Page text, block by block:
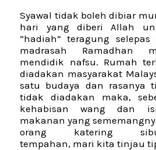
Syawal tidak boleh dibiar
hari yang diberi Allah
“hadiah” teragung
madrasah Ramadhan
mendidik nafsu. Rumah
diadakan masyarakat
satu budaya dan rasanya
tidak diadakan maka,
kehabisan wang dan
makanan yang
orang katering
tempahan, mari kita tinjau